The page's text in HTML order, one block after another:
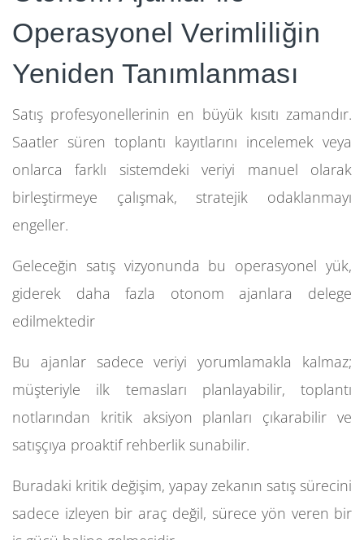
Operasyonel Verimliliğin
Yeniden Tanımlanması
Satış profesyonellerinin en büyük kısıtı zamandır.
Saatler süren toplantı kayıtlarını incelemek veya
onlarca farklı sistemdeki veriyi manuel olarak
birleştirmeye çalışmak, stratejik odaklanmayı
engeller.
Geleceğin satış vizyonunda bu operasyonel yük,
giderek daha fazla otonom ajanlara delege
edilmektedir
Bu ajanlar sadece veriyi yorumlamakla kalmaz;
müşteriyle ilk temasları planlayabilir, toplantı
notlarından kritik aksiyon planları çıkarabilir ve
satışçıya proaktif rehberlik sunabilir.
Buradaki kritik değişim, yapay zekanın satış sürecini
sadece izleyen bir araç değil, sürece yön veren bir